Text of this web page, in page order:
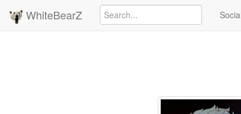
WhiteBearZ Social